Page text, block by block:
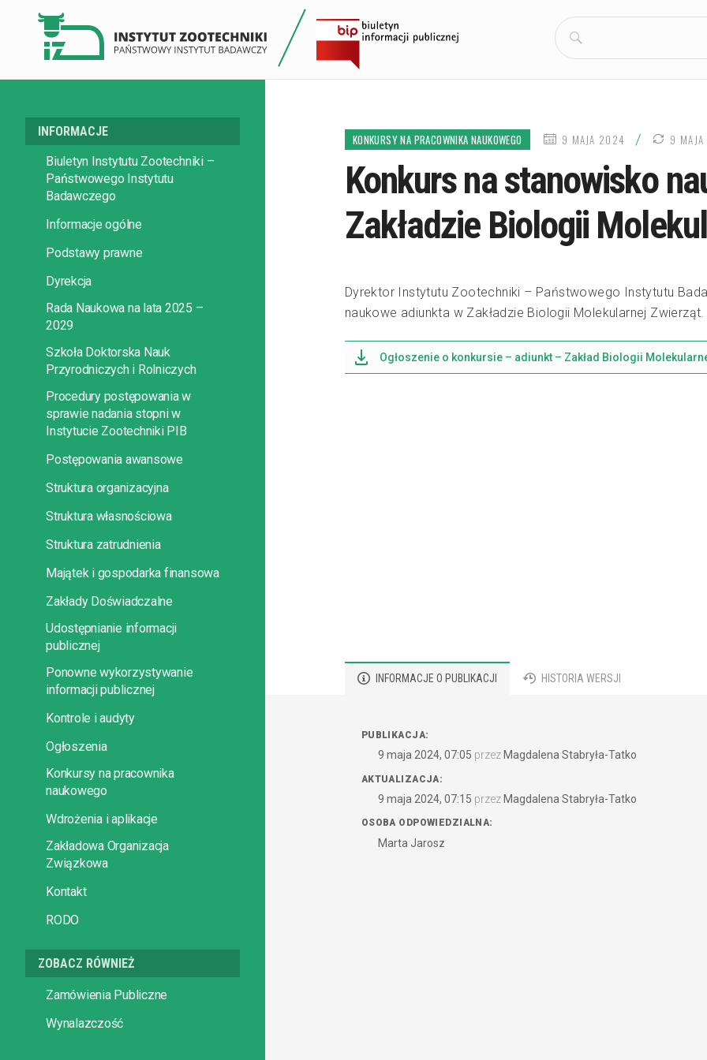
Szukaj:
INFORMACJE
Biuletyn Instytutu Zootechniki –
Państwowego Instytutu
Badawczego
Informacje ogólne
Podstawy prawne
Dyrekcja
Rada Naukowa na lata 2025 –
2029
Szkoła Doktorska Nauk
Przyrodniczych i Rolniczych
Procedury postępowania w
sprawie nadania stopni w
Instytucie Zootechniki PIB
Postępowania awansowe
Struktura organizacyjna
Struktura własnościowa
Struktura zatrudnienia
Majątek i gospodarka finansowa
Zakłady Doświadczalne
Udostępnianie informacji
publicznej
Ponowne wykorzystywanie
informacji publicznej
Kontrole i audyty
Ogłoszenia
Konkursy na pracownika
naukowego
Wdrożenia i aplikacje
Zakładowa Organizacja
Związkowa
Kontakt
RODO
ZOBACZ RÓWNIEŻ
Zamówienia Publiczne
Wynalazczość
KONKURSY NA PRACOWNIKA NAUKOWEGO
DATA9 MAJA 2024 / 9
Konkurs na stanowisko
Zakładzie Biologii
Dyrektor Instytutu Zootechniki – Państwowego Instytutu
naukowe adiunkta w Zakładzie Biologii Molekularnej Zwierząt.
Ogłoszenie o konkursie – adiunkt – Zakład Biologii
INFORMACJE O PUBLIKACJI HISTORIA WERSJI
PUBLIKACJA:
9 maja 2024, 07:05 przez Magdalena Stabryła-Tatko
AKTUALIZACJA:
9 maja 2024, 07:15 przez Magdalena Stabryła-Tatko
OSOBA ODPOWIEDZIALNA:
Marta Jarosz